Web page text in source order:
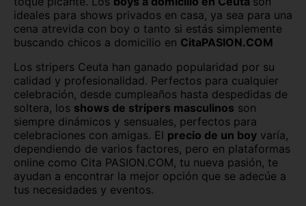
León capital Lleida capital
Logroño Lugo capital
Madrid capital Málaga capital
Melilla capital Murcia capital
Ourense capital Oviedo
Palencia capital Palma de Mallorca
Pamplona
ideales para shows privados en casa, ya sea para una
cena atrevida con boy o tanto si estás simplemente
buscando chicos a domicilio en CitaPASION.COM
Los stripers Ceuta han ganado popularidad por su
calidad y profesionalidad. Perfectos para cualquier
celebración, desde cumpleaños hasta despedidas de
soltera, los shows de stripers masculinos son
siempre dinámicos y sensuales, perfectos para
celebraciones con amigas. El precio de un boy varía,
dependiendo de varios factores, pero en plataformas
online como Cita PASION.COM, tu nueva pasión, te
ayudan a encontrar la mejor opción que se adecúe a
tus necesidades y eventos.